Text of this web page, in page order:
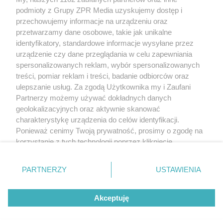
rozpowszechniany lub dalej rozpowszechniany w jakikolwiek sposób (w
tym także elektroniczny lub mechaniczny) na jakimkolwiek polu
eksploatacji w jakiejkolwiek formie, włącznie z umieszczaniem w Internecie
bez pisemnej zgody właściciela praw. Jakiekolwiek użycie lub
wykorzystanie utworów w całości lub w części z naruszeniem prawa, tzn.
bez właściwej zgody, jest zabronione pod groźbą kary i może być ścigane
prawnie.
Informacje prawne
Nasze serwisy
podmioty z Grupy ZPR Media uzyskujemy dostęp i
przechowujemy informacje na urządzeniu oraz
przetwarzamy dane osobowe, takie jak unikalne
identyfikatory, standardowe informacje wysyłane przez
urządzenie czy dane przeglądania w celu zapewniania
spersonalizowanych reklam, wybór spersonalizowanych
treści, pomiar reklam i treści, badanie odbiorców oraz
ulepszanie usług. Za zgodą Użytkownika my i Zaufani
Partnerzy możemy używać dokładnych danych
geolokalizacyjnych oraz aktywnie skanować
charakterystykę urządzenia do celów identyfikacji.
Ponieważ cenimy Twoją prywatność, prosimy o zgodę na
korzystanie z tych technologii poprzez kliknięcie
zmienić/wycofać klikając przycisk ustawień prywatności
znajdujący się w lewym dolnym rogu strony
rodzaje przetwarzania danych nie wymagają zgody
użytkownika, ale masz prawo sprzeciwić się takiemu
przetwarzaniu. Preferencje będą miały zastosowanie tylko
PARTNERZY USTAWIENIA
Akceptuję